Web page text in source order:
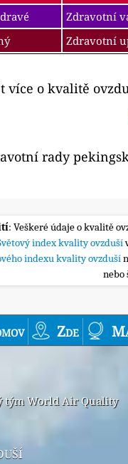
Zdravotní
Zdravotní
více o kvalitě
rady
: Veškeré údaje o kvalitě
index kvality ovzduší
indexu kvality ovzduší
nebo
Zde
tým World Air Quality